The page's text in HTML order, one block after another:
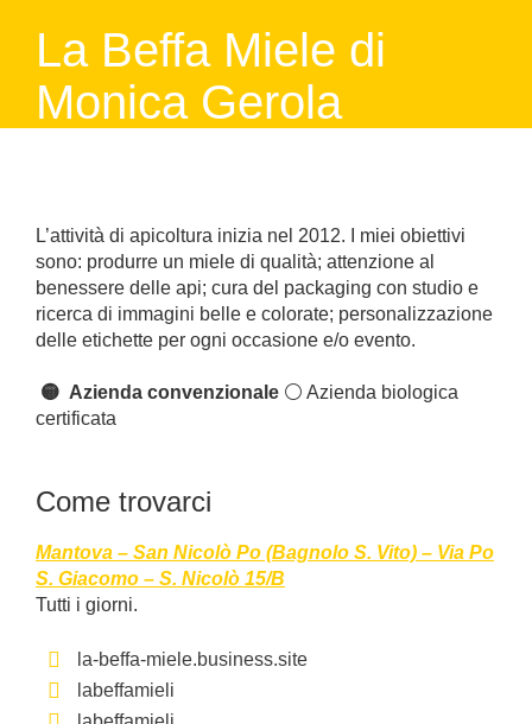
La Beffa Miele di
Monica Gerola
L’attività di apicoltura inizia nel 2012. I miei obiettivi
sono: produrre un miele di qualità; attenzione al
benessere delle api; cura del packaging con studio e
ricerca di immagini belle e colorate; personalizzazione
delle etichette per ogni occasione e/o evento.
🟡 Azienda convenzionale ⚪️ Azienda biologica
certificata
Come trovarci
Mantova – San Nicolò Po (Bagnolo S. Vito) – Via Po
S. Giacomo – S. Nicolò 15/B
Tutti i giorni.
la-beffa-miele.business.site
labeffamieli